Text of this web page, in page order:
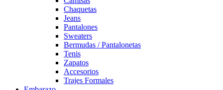
Chaquetas
Jeans
Pantalones
Sweaters
Bermudas / Pantalonetas
Tenis
Zapatos
Accesorios
Trajes Formales